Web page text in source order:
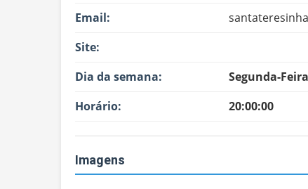
Email:
Site:
Dia da semana:
Segunda-Feira
Horário:
20:00:00
Imagens